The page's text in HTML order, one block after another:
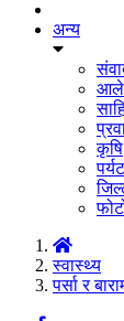
अन्य
कृषि
स्वास्थ्य
पर्सा र